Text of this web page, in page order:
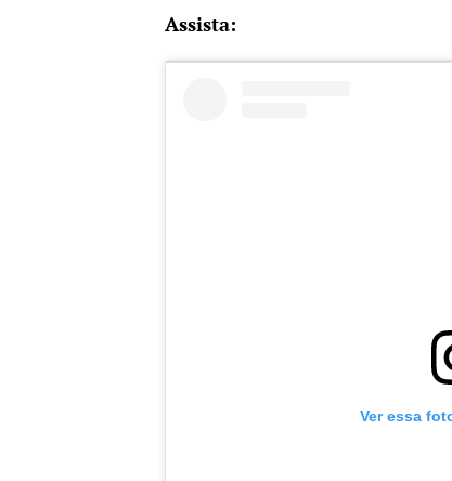
Assista:
Ver essa